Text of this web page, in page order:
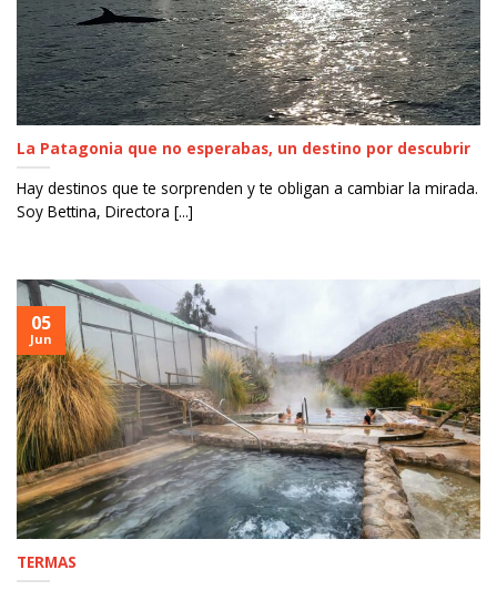
La Patagonia que no esperabas, un destino por descubrir
Hay destinos que te sorprenden y te obligan a cambiar la mirada.
Soy Bettina, Directora [...]
TERMAS
05
Jun